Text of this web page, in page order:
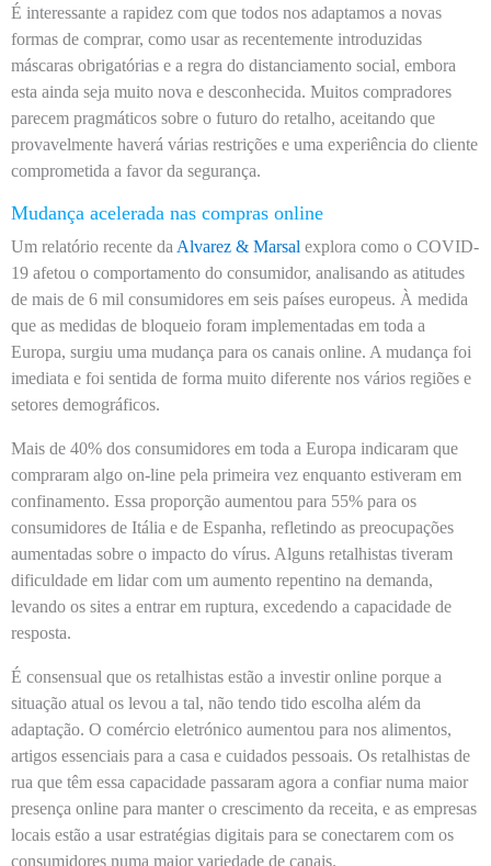
É interessante a rapidez com que todos nos adaptamos a novas
formas de comprar, como usar as recentemente introduzidas
máscaras obrigatórias e a regra do distanciamento social, embora
esta ainda seja muito nova e desconhecida. Muitos compradores
parecem pragmáticos sobre o futuro do retalho, aceitando que
provavelmente haverá várias restrições e uma experiência do cliente
comprometida a favor da segurança.
Mudança acelerada nas compras online
Um relatório recente da Alvarez & Marsal explora como o COVID-
19 afetou o comportamento do consumidor, analisando as atitudes
de mais de 6 mil consumidores em seis países europeus. À medida
que as medidas de bloqueio foram implementadas em toda a
Europa, surgiu uma mudança para os canais online. A mudança foi
imediata e foi sentida de forma muito diferente nos vários regiões e
setores demográficos.
Mais de 40% dos consumidores em toda a Europa indicaram que
compraram algo on-line pela primeira vez enquanto estiveram em
confinamento. Essa proporção aumentou para 55% para os
consumidores de Itália e de Espanha, refletindo as preocupações
aumentadas sobre o impacto do vírus. Alguns retalhistas tiveram
dificuldade em lidar com um aumento repentino na demanda,
levando os sites a entrar em ruptura, excedendo a capacidade de
resposta.
É consensual que os retalhistas estão a investir online porque a
situação atual os levou a tal, não tendo tido escolha além da
adaptação. O comércio eletrónico aumentou para nos alimentos,
artigos essenciais para a casa e cuidados pessoais. Os retalhistas de
rua que têm essa capacidade passaram agora a confiar numa maior
presença online para manter o crescimento da receita, e as empresas
locais estão a usar estratégias digitais para se conectarem com os
consumidores numa maior variedade de canais.